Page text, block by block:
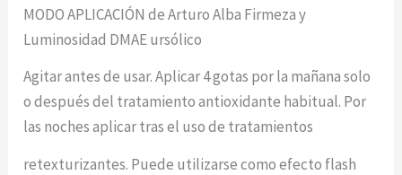
MODO APLICACIÓN de Arturo Alba Firmeza y
Luminosidad DMAE ursólico
Agitar antes de usar. Aplicar 4 gotas por la mañana solo
o después del tratamiento antioxidante habitual. Por
las noches aplicar tras el uso de tratamientos
retexturizantes. Puede utilizarse como efecto flash